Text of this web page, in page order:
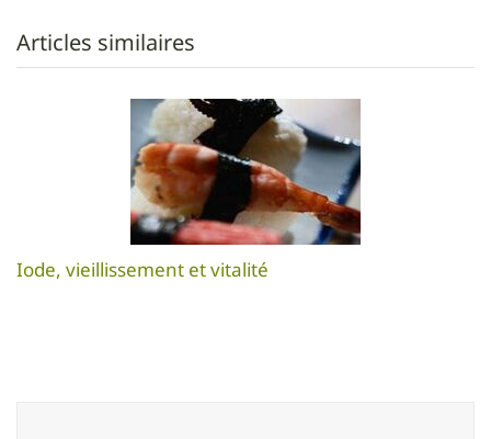
Articles similaires
Iode, vieillissement et vitalité